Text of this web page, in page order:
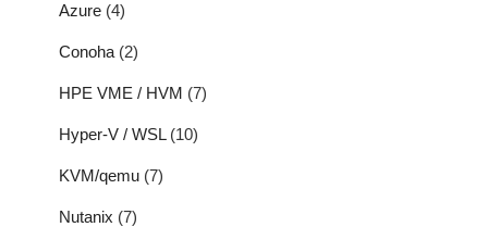
Azure (4)
Conoha (2)
HPE VME / HVM (7)
Hyper-V / WSL(10)
KVM/qemu (7)
Nutanix (7)